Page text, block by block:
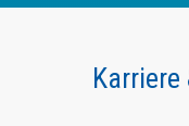
Karriere